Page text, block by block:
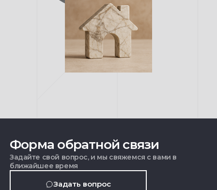
Форма обратной связи
Задайте свой вопрос, и мы свяжемся с вами в
ближайшее время
Задать вопрос